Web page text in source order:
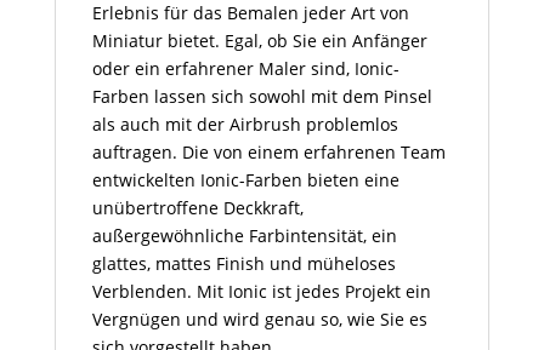
Erlebnis für das Bemalen jeder Art von
Miniatur bietet. Egal, ob Sie ein Anfänger
oder ein erfahrener Maler sind, Ionic-
Farben lassen sich sowohl mit dem Pinsel
als auch mit der Airbrush problemlos
auftragen. Die von einem erfahrenen Team
entwickelten Ionic-Farben bieten eine
unübertroffene Deckkraft,
außergewöhnliche Farbintensität, ein
glattes, mattes Finish und müheloses
Verblenden. Mit Ionic ist jedes Projekt ein
Vergnügen und wird genau so, wie Sie es